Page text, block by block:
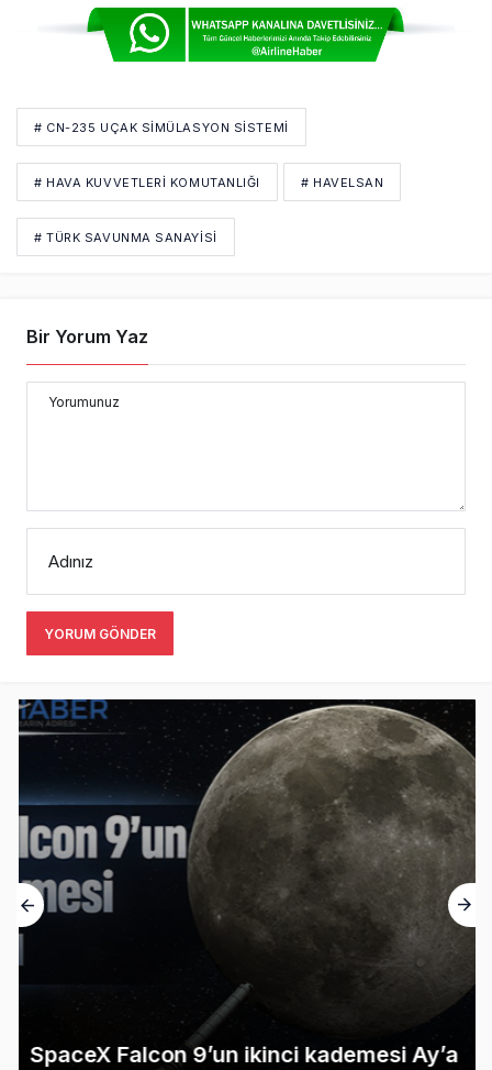
# CN-235 UÇAK SIMÜLASYON SISTEMI
# HAVA KUVVETLERI KOMUTANLIĞI # HAVELSAN
# TÜRK SAVUNMA SANAYISI
Bir Yorum Yaz
Yorumunuz
Adınız
YORUM GÖNDER
SpaceX Falcon 9’un ikinci kademesi Ay’a